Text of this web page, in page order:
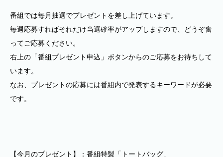
番組では毎月抽選でプレゼントを差し上げています。
毎週応募すればそれだけ当選確率がアップしますので、どうぞ奮
ってご応募ください。
右上の「番組プレゼント申込」ボタンからのご応募をお待ちして
います。
なお、プレゼントの応募には番組内で発表するキーワードが必要
です。
【今月のプレゼント】：番組特製「トートバッグ」